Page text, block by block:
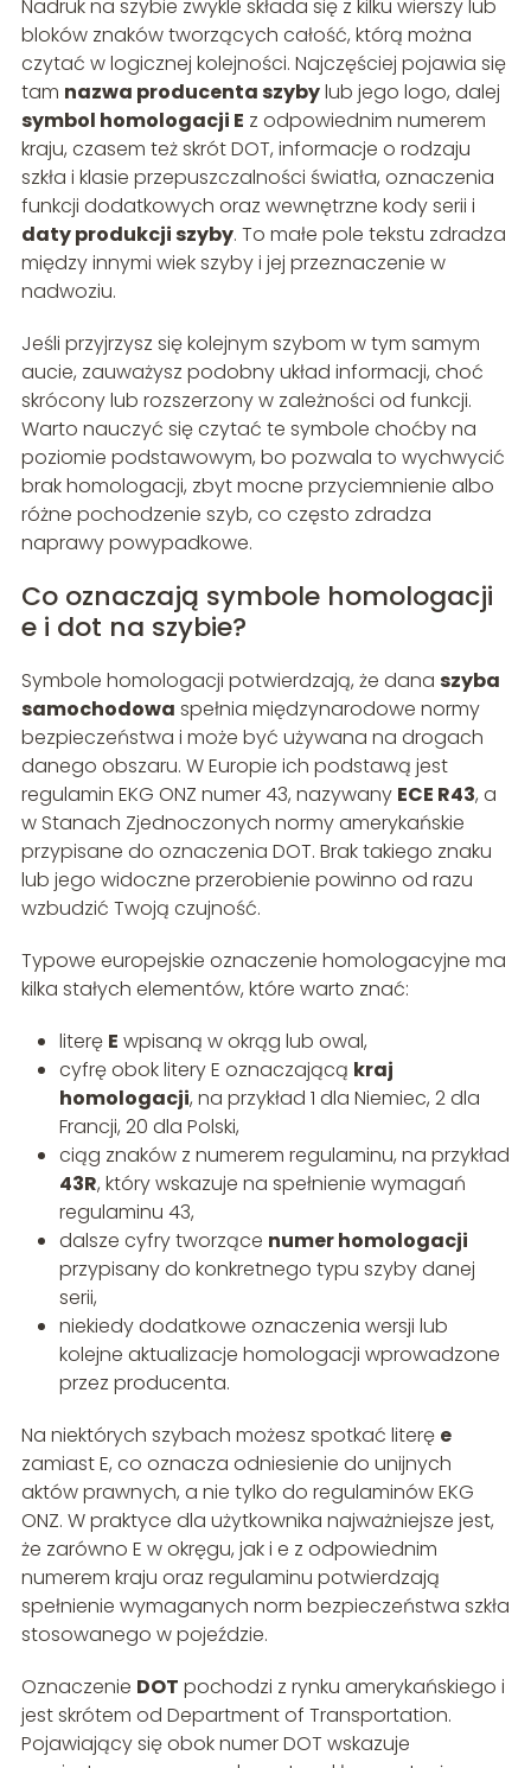
Nadruk na szybie zwykle składa się z kilku wierszy lub
bloków znaków tworzących całość, którą można
czytać w logicznej kolejności. Najczęściej pojawia się
tam nazwa producenta szybylub jego logo, dalej
symbol homologacji E z odpowiednim numerem
kraju, czasem też skrót DOT, informacje o rodzaju
szkła i klasie przepuszczalności światła, oznaczenia
funkcji dodatkowych oraz wewnętrzne kody serii i
daty produkcji szyby. To małe pole tekstu zdradza
między innymi wiek szyby i jej przeznaczenie w
nadwoziu.
Jeśli przyjrzysz się kolejnym szybom w tym samym
aucie, zauważysz podobny układ informacji, choć
skrócony lub rozszerzony w zależności od funkcji.
Warto nauczyć się czytać te symbole choćby na
poziomie podstawowym, bo pozwala to wychwycić
brak homologacji, zbyt mocne przyciemnienie albo
różne pochodzenie szyb, co często zdradza
naprawy powypadkowe.
Co oznaczają symbole homologacji
e i dot na szybie?
Symbole homologacji potwierdzają, że dana szyba
samochodowa spełnia międzynarodowe normy
bezpieczeństwa i może być używana na drogach
danego obszaru. W Europie ich podstawą jest
regulamin EKG ONZ numer 43, nazywany ECE R43, a
w Stanach Zjednoczonych normy amerykańskie
przypisane do oznaczenia DOT. Brak takiego znaku
lub jego widoczne przerobienie powinno od razu
wzbudzić Twoją czujność.
Typowe europejskie oznaczenie homologacyjne ma
kilka stałych elementów, które warto znać:
literę E wpisaną w okrąg lub owal,
cyfrę obok litery E oznaczającą kraj
homologacji, na przykład 1 dla Niemiec, 2 dla
Francji, 20 dla Polski,
ciąg znaków z numerem regulaminu, na przykład
43R, który wskazuje na spełnienie wymagań
regulaminu 43,
dalsze cyfry tworzące numer homologacji
przypisany do konkretnego typu szyby danej
serii,
niekiedy dodatkowe oznaczenia wersji lub
kolejne aktualizacje homologacji wprowadzone
przez producenta.
Na niektórych szybach możesz spotkać literę e
zamiast E, co oznacza odniesienie do unijnych
aktów prawnych, a nie tylko do regulaminów EKG
ONZ. W praktyce dla użytkownika najważniejsze jest,
że zarówno E w okręgu, jak i e z odpowiednim
numerem kraju oraz regulaminu potwierdzają
spełnienie wymaganych norm bezpieczeństwa szkła
stosowanego w pojeździe.
Oznaczenie DOT pochodzi z rynku amerykańskiego i
jest skrótem od Department of Transportation.
Pojawiający się obok numer DOT wskazuje